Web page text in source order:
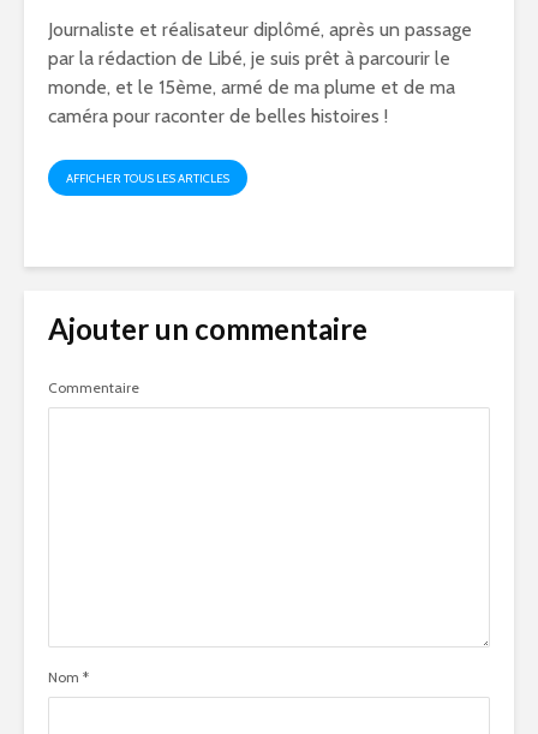
Journaliste et réalisateur diplômé, après un passage
par la rédaction de Libé, je suis prêt à parcourir le
monde, et le 15ème, armé de ma plume et de ma
caméra pour raconter de belles histoires !
AFFICHER TOUS LES ARTICLES
Ajouter un commentaire
Commentaire
Nom *